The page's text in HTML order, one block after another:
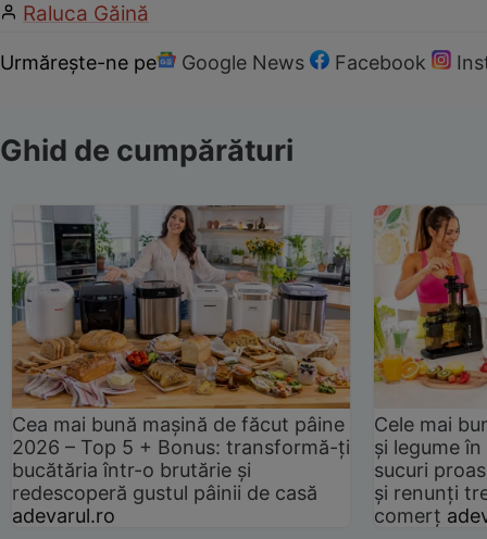
Raluca Găină
Urmărește-ne pe Google News Facebook
Ghid de cumpărături
Cea mai bună mașină de făcut pâine
2026 – Top 5 + Bonus: transformă-ți
bucătăria într-o brutărie și
redescoperă gustul pâinii de casă
adevarul.ro
Cele mai
și legume
sucuri
și renunți
comerț